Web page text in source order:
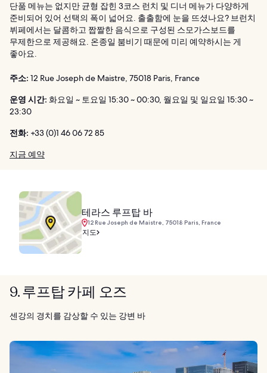
단품 메뉴는 없지만 균형 잡힌 3코스 런치 및 디너 메뉴가 다양하게
준비되어 있어 선택의 폭이 넓어요. 출출함에 눈을 뜨셨나요? 브런치
뷔페에서는 달콤하고 짭짤한 음식으로 구성된 스모가스보드를
무제한으로 제공해요. 온종일 붐비기 때문에 미리 예약하시는 게
좋아요.
주소: 12 Rue Joseph de Maistre, 75018 Paris, France
운영 시간: 화요일 ~ 토요일 15:30 ~ 00:30, 월요일 및 일요일 15:30 ~
23:30
전화: +33 (0)1 46 06 72 85
지금 예약
테라스 루프탑 바
12 Rue Joseph de Maistre, 75018 Paris, France
지도
9. 루프탑 카페 오즈
센강의 경치를 감상할 수 있는 강변 바